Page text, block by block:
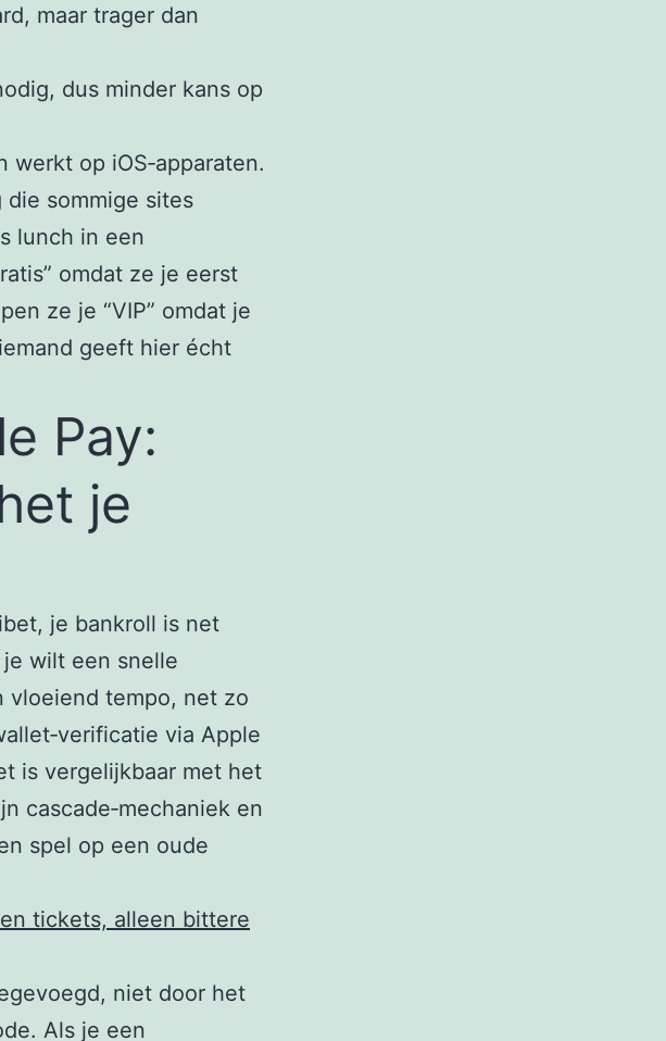
maar trager dan
dus minder kans op
werkt op iOS‑apparaten.
die sommige sites
lunch in een
omdat ze je eerst
ze je “VIP” omdat je
geeft hier écht
Pay:
je
je bankroll is net
wilt een snelle
vloeiend tempo, net zo
via Apple
is vergelijkbaar met het
cascade‑mechaniek en
spel op een oude
tickets, alleen bittere
niet door het
Als je een